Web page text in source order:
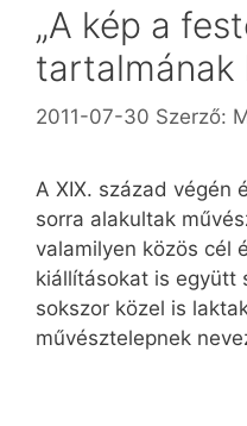
„A kép a
tartalmának
2011-07-30 Szerző:
A XIX. század végén
sorra alakultak
valamilyen közös cél
kiállításokat is együtt
sokszor közel is
művésztelepnek